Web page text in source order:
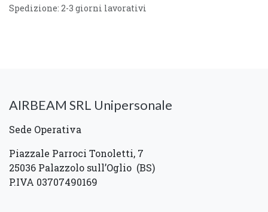
Spedizione: 2-3 giorni lavorativi
AIRBEAM SRL Unipersonale
Sede Operativa
Piazzale Parroci Tonoletti, 7
25036 Palazzolo sull’Oglio (BS)
P.IVA 03707490169